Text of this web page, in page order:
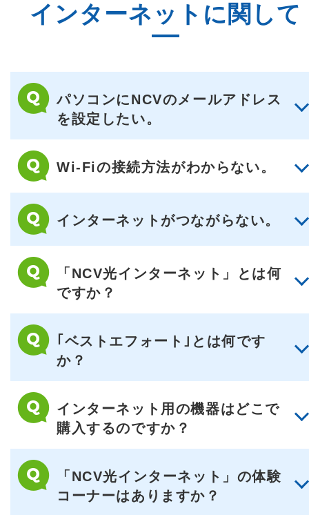
インターネットに関して
パソコンにNCVのメールアドレス
を設定したい。
Wi-Fiの接続方法がわからない。
インターネットがつながらない。
「NCV光インターネット」とは何
ですか？
｢ベストエフォート｣とは何です
か？
インターネット用の機器はどこで
購入するのですか？
「NCV光インターネット」の体験
コーナーはありますか？